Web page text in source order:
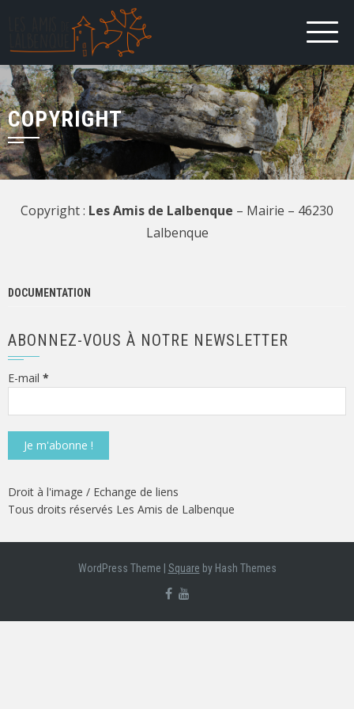
COPYRIGHT
Copyright : Les Amis de Lalbenque – Mairie – 46230
Lalbenque
DOCUMENTATION
ABONNEZ-VOUS À NOTRE NEWSLETTER
E-mail *
Droit à l'image / Echange de liens
Tous droits réservés Les Amis de Lalbenque
WordPress Theme Square by Hash Themes